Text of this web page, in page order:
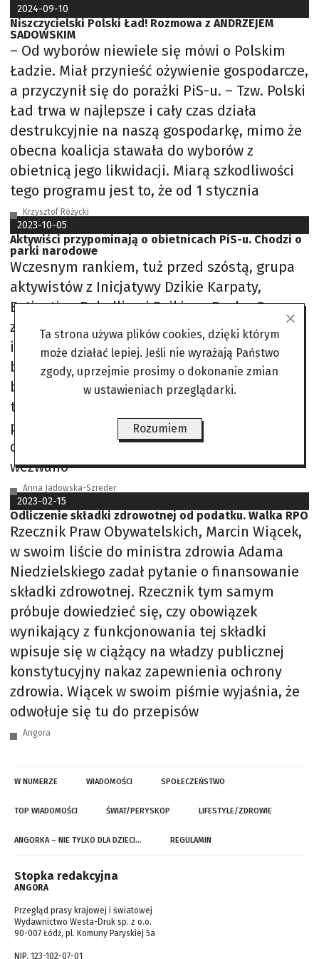
2024-09-10
Niszczycielski Polski Ład! Rozmowa z ANDRZEJEM
SADOWSKIM
– Od wyborów niewiele się mówi o Polskim
Ładzie. Miał przynieść ożywienie gospodarcze,
a przyczynił się do porażki PiS-u. – Tzw. Polski
Ład trwa w najlepsze i cały czas działa
destrukcyjnie na naszą gospodarkę, mimo że
obecna koalicja stawała do wyborów z
obietnicą jego likwidacji. Miarą szkodliwości
tego programu jest to, że od 1 stycznia
Krzysztof Różycki
2023-10-05
Aktywiści przypominają o obietnicach PiS-u. Chodzi o
parki narodowe
Wczesnym rankiem, tuż przed szóstą, grupa
aktywistów z Inicjatywy Dzikie Karpaty,
Extinction Rebellion i Dzikiego Ruchu Oporu
zablokowała dostęp do Ministerstwa Klimatu
i Środowiska w Warszawie, przyklejając się do
beczek wypełnionych betonem. Na wprost
bramy ministerstwa wysypane zostały
trociny. Około 6:30 na miejscu pojawiło się
ponad 60 policjantów, którzy uniemożliwili
dokumentowanie protestu. Na miejsce
wezwano
Anna Jadowska-Szreder
2023-02-15
Odliczenie składki zdrowotnej od podatku. Walka RPO
Rzecznik Praw Obywatelskich, Marcin Wiącek,
w swoim liście do ministra zdrowia Adama
Niedzielskiego zadał pytanie o finansowanie
składki zdrowotnej. Rzecznik tym samym
próbuje dowiedzieć się, czy obowiązek
wynikający z funkcjonowania tej składki
wpisuje się w ciążący na władzy publicznej
konstytucyjny nakaz zapewnienia ochrony
zdrowia. Wiącek w swoim piśmie wyjaśnia, że
odwołuje się tu do przepisów
Angora
W NUMERZE WIADOMOŚCI SPOŁECZEŃSTWO
TOP WIADOMOŚCI ŚWIAT/PERYSKOP LIFESTYLE/ZDROWIE
ANGORKA – NIE TYLKO DLA DZIECI… REGULAMIN
Stopka redakcyjna
ANGORA
Przegląd prasy krajowej i światowej
Wydawnictwo Westa-Druk sp. z o.o.
90-007 Łódź, pl. Komuny Paryskiej 5a
NIP. 123-102-07-01
Ta strona używa plików cookies, dzięki którym
może działać lepiej. Jeśli nie wyrażają Państwo
zgody, uprzejmie prosimy o dokonanie zmian
w ustawieniach przeglądarki.
Rozumiem